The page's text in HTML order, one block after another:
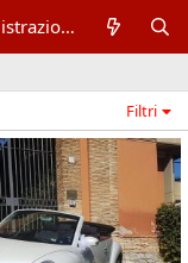
Registrazione
Filtri